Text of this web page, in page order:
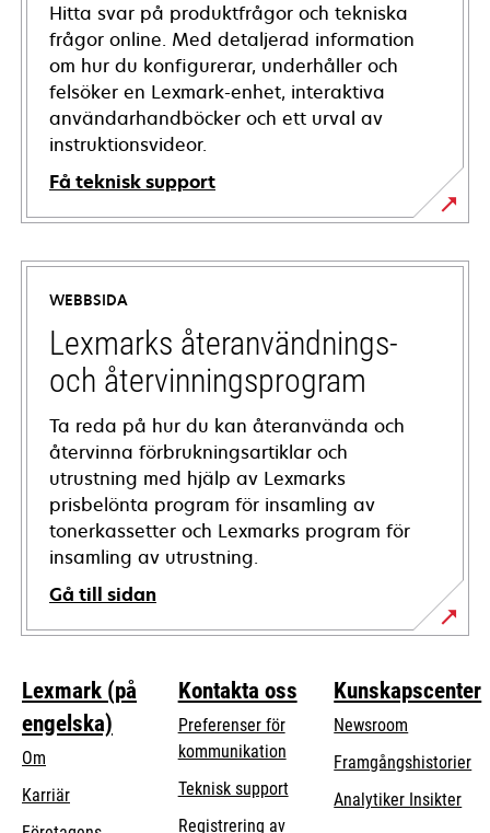
Hitta svar på produktfrågor och tekniska
frågor online. Med detaljerad information
om hur du konfigurerar, underhåller och
felsöker en Lexmark-enhet, interaktiva
användarhandböcker och ett urval av
instruktionsvideor.
Få teknisk support
opens
in
new
tab
WEBBSIDA
Lexmarks återanvändnings-
och återvinningsprogram
Ta reda på hur du kan återanvända och
återvinna förbrukningsartiklar och
utrustning med hjälp av Lexmarks
prisbelönta program för insamling av
tonerkassetter och Lexmarks program för
insamling av utrustning.
Gå till sidan
Lexmark (på
engelska)
Om
Karriär
Kontakta oss
Preferenser för
kommunikation
Teknisk supportopens
Registrering av
Kunskapscenter
Newsroom
Framgångshistorier
Analytiker Insikter